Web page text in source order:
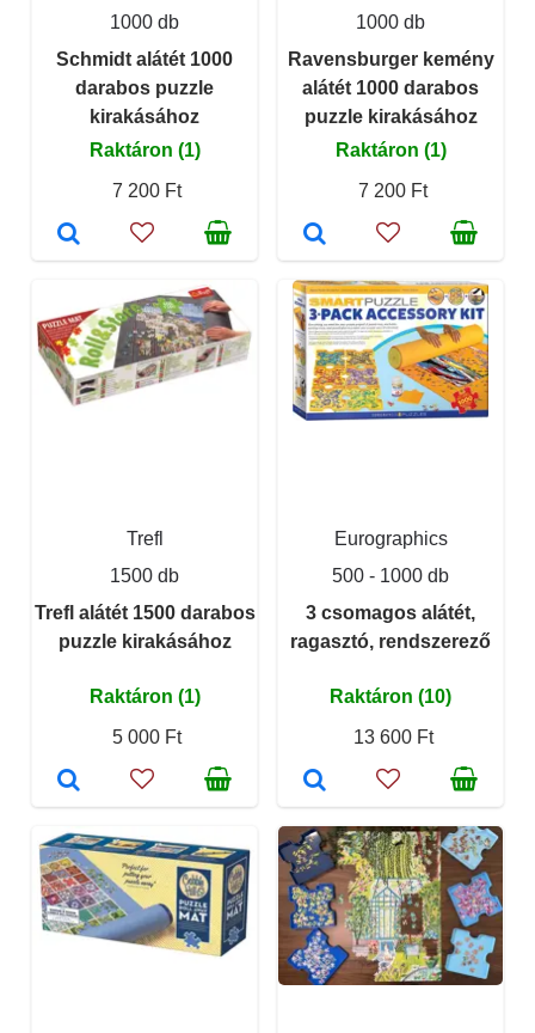
1000 db
Schmidt alátét 1000
darabos puzzle
kirakásához
Raktáron (1)
7 200 Ft
1000 db
Ravensburger kemény
alátét 1000 darabos
puzzle kirakásához
Raktáron (1)
7 200 Ft
Trefl
1500 db
Trefl alátét 1500 darabos
puzzle kirakásához
Raktáron (1)
5 000 Ft
Eurographics
500 - 1000 db
3 csomagos alátét,
ragasztó, rendszerező
Raktáron (10)
13 600 Ft